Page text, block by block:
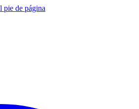
pie de página